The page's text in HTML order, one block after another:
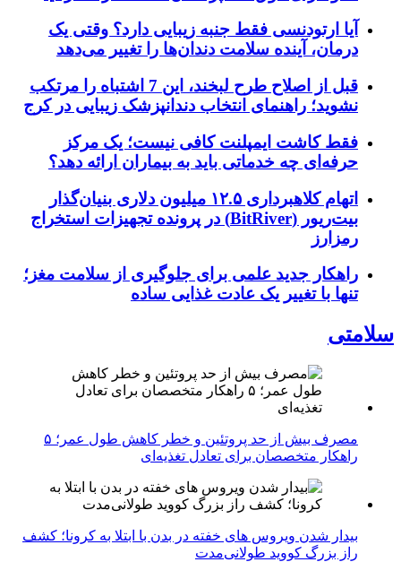
آیا ارتودنسی فقط جنبه زیبایی دارد؟ وقتی یک
درمان، آینده سلامت دندان‌ها را تغییر می‌دهد
قبل از اصلاح طرح لبخند، این 7 اشتباه را مرتکب
نشوید؛ راهنمای انتخاب دندانپزشک زیبایی در کرج
فقط کاشت ایمپلنت کافی نیست؛ یک مرکز
حرفه‌ای چه خدماتی باید به بیماران ارائه دهد؟
اتهام کلاهبرداری ۱۲.۵ میلیون دلاری بنیان‌گذار
بیت‌ریور (BitRiver) در پرونده تجهیزات استخراج
رمزارز
راهکار جدید علمی برای جلوگیری از سلامت مغز؛
تنها با تغییر یک عادت غذایی ساده
سلامتی
مصرف بیش از حد پروتئین و خطر کاهش طول عمر؛ ۵
راهکار متخصصان برای تعادل تغذیه‌ای
بیدار شدن ویروس‌ های خفته در بدن با ابتلا به کرونا؛ کشف
راز بزرگ کووید طولانی‌مدت